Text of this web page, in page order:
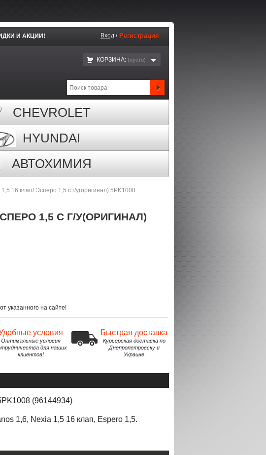
И АКЦИИ! Вход / Регистрация
КОРЗИНА: (пустo)
CHEVROLET
HYUNDAI
АВТОХИМИЯ
16 клап/ Эсперо 1,5 с г/у(оригинал) 5PK1008
1,5 С Г/У(ОРИГИНАЛ)
указанного на сайте!
условия
Оптимальные условия
для наших
клиентов!
Быстрая доставка
Курьерская доставка по
Днепропетровску и
Украине
(96144934)
1,6, Nexia 1,5 16 клап, Espero 1,5.